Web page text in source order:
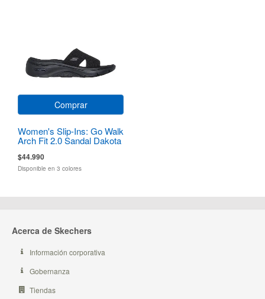
Comprar
Women's Slip-Ins: Go Walk
Arch Fit 2.0 Sandal Dakota
$44.990
Disponible en 3 colores
Acerca de Skechers
Información corporativa
Gobernanza
Tiendas